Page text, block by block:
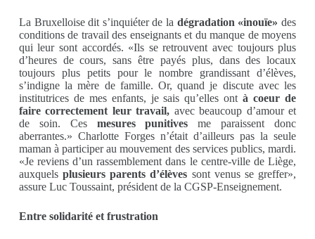
La Bruxelloise dit s’inquiéter de la dégradation «inouïe» des
conditions de travail des enseignants et du manque de moyens
qui leur sont accordés. «Ils se retrouvent avec toujours plus
d’heures de cours, sans être payés plus, dans des locaux
toujours plus petits pour le nombre grandissant d’élèves,
s’indigne la mère de famille. Or, quand je discute avec les
institutrices de mes enfants, je sais qu’elles ont à coeur de
faire correctement leur travail, avec beaucoup d’amour et
de soin. Ces mesures punitives me paraissent donc
aberrantes.» Charlotte Forges n’était d’ailleurs pas la seule
maman à participer au mouvement des services publics, mardi.
«Je reviens d’un rassemblement dans le centre-ville de Liège,
auxquelsplusieurs parents d’élèves sont venus se greffer»,
assure Luc Toussaint, président de la CGSP-Enseignement.
Entre solidarité et frustration